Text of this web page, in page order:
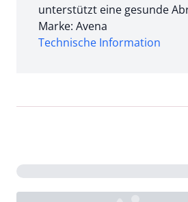
unterstützt eine gesunde
Marke: Avena
Technische Information